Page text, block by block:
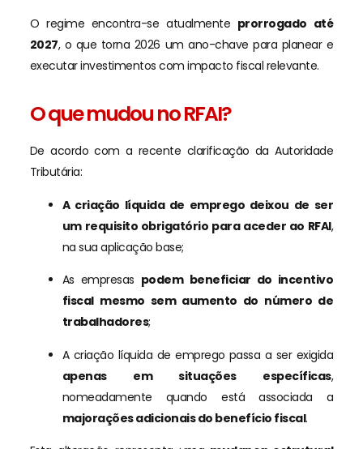
O regime encontra-se atualmente prorrogado até
2027, o que torna 2026 um ano-chave para planear e
executar investimentos com impacto fiscal relevante.
O que mudou no RFAI?
De acordo com a recente clarificação da Autoridade
Tributária:
A criação líquida de emprego deixou de ser
um requisito obrigatório para aceder ao RFAI,
na sua aplicação base;
As empresas podem beneficiar do incentivo
fiscal mesmo sem aumento do número de
trabalhadores;
A criação líquida de emprego passa a ser exigida
apenas em situações específicas,
nomeadamente quando está associada a
majorações adicionais do benefício fiscal.